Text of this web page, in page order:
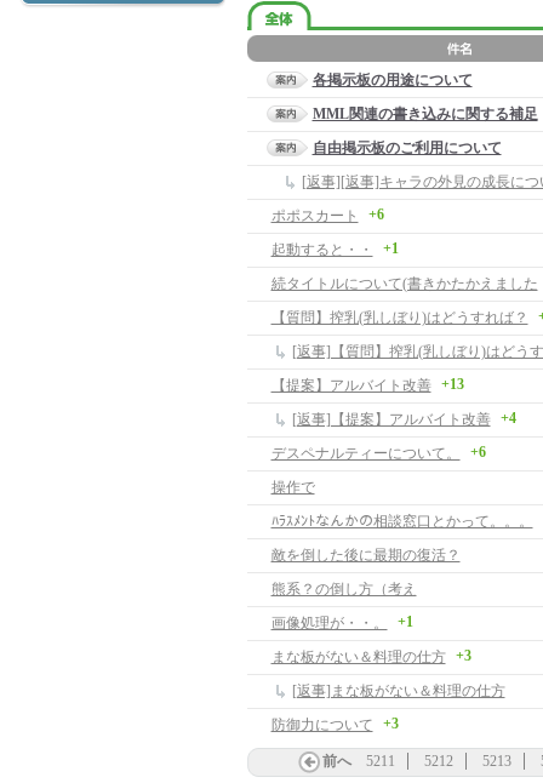
各掲示板の用途について
MML関連の書き込みに関する補足
自由掲示板のご利用について
[返事][返事]キャラの外見の成長につ
ポポスカート
+6
起動すると・・ +1
続タイトルについて(書きかたかえました
【質問】搾乳(乳しぼり)はどうすれば？
[返事]【質問】搾乳(乳しぼり)はどう
【提案】アルバイト改善
+13
[返事]【提案】アルバイト改善 +4
デスペナルティーについて。 +6
操作で
ﾊﾗｽﾒﾝﾄなんかの相談窓口とかって。。。
敵を倒した後に最期の復活？
熊系？の倒し方（考え
画像処理が・・。
+1
まな板がない＆料理の仕方 +3
[返事]まな板がない＆料理の仕方
防御力について
+3
前へ 5211 5212 5213